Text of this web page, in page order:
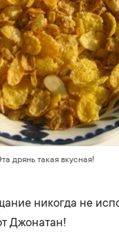
дрянь такая вкусная!
никогда не
Джонатан!